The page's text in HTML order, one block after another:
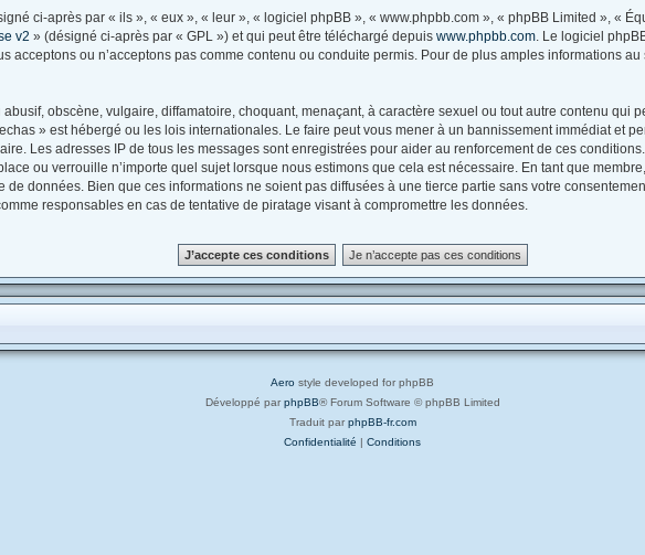
ci-après par « ils », « eux », « leur », « logiciel phpBB », « www.phpbb.com », « phpBB Limited », «
v2 » (désigné ci-après par « GPL ») et qui peut être téléchargé depuis www.phpbb.com . Le logiciel
acceptons ou n’acceptons pas comme contenu ou conduite permis. Pour de plus amples informations
obscène, vulgaire, diffamatoire, choquant, menaçant, à caractère sexuel ou tout autre contenu qui
» est hébergé ou les lois internationales. Le faire peut vous mener à un bannissement immédiat et
Les adresses IP de tous les messages sont enregistrées pour aider au renforcement de ces
ou verrouille n’importe quel sujet lorsque nous estimons que cela est nécessaire. En tant que
données. Bien que ces informations ne soient pas diffusées à une tierce partie sans votre
responsables en cas de tentative de piratage visant à compromettre les données.
Aero style developed for phpBB
Développé par phpBB® Forum Software © phpBB Limited
Traduit par phpBB-fr.com
Confidentialité | Conditions